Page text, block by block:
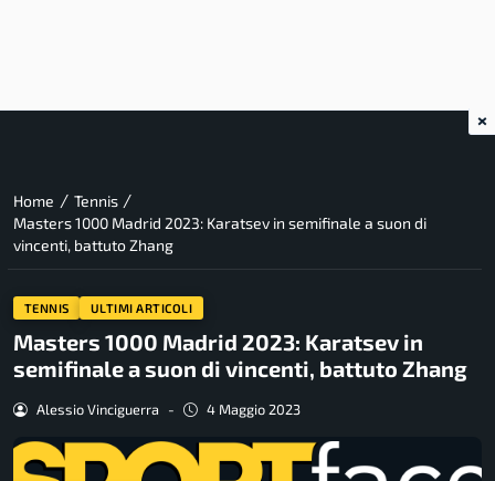
Home / Tennis /
Masters 1000 Madrid 2023: Karatsev in semifinale a suon di
vincenti, battuto Zhang
TENNIS ULTIMI ARTICOLI
Masters 1000 Madrid 2023: Karatsev in
semifinale a suon di vincenti, battuto Zhang
Alessio Vinciguerra - 4 Maggio 2023
×